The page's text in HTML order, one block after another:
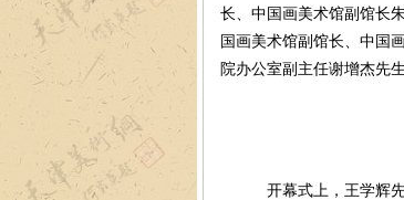
长、中国画美术馆副馆长
国画美术馆副馆长、中国
院办公室副主任谢增杰先生
开幕式上，王学辉